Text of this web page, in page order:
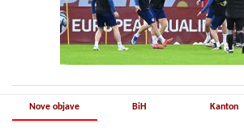
Nove objave BiH Kanton